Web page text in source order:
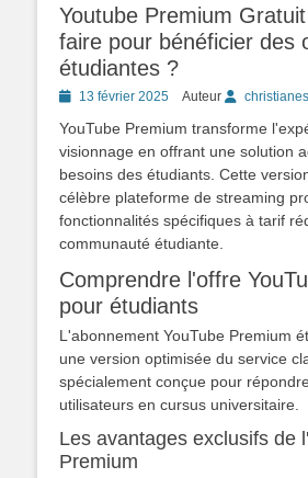
Youtube Premium
faire pour bénéficier des
étudiantes ?
Posted13 février 2025 Auteur
YouTube Premium transforme
visionnage en offrant une solution
besoins des étudiants. Cette
célèbre plateforme de streaming
fonctionnalités spécifiques à tarif
communauté étudiante.
Comprendre l'offre
pour étudiants
L'abonnement YouTube Premium
une version optimisée du service
spécialement conçue pour
utilisateurs en cursus universitaire.
Les avantages exclusifs de
Premium